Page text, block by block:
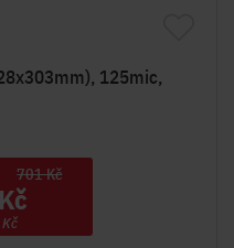
125mic,
701 Kč